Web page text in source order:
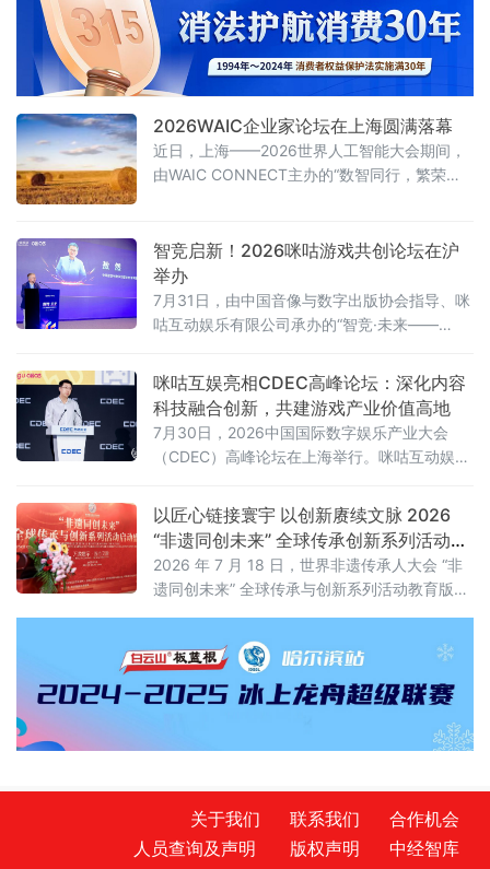
2026WAIC企业家论坛在上海圆满落幕
近日，上海——2026世界人工智能大会期间，
由WAIC CONNECT主办的“数智同行，繁荣共
净值决策者到场参与，覆盖制造、ICT、消费、
医疗、金融等关键领域。盛夏的上海，WAIC展
览馆人潮涌动，而企业家论坛的会场内同样座
无虚席。
智竞启新！2026咪咕游戏共创论坛在沪
举办
7月31日，由中国音像与数字出版协会指导、咪
咕互动娱乐有限公司承办的“智竞·未来——
局推动高品质益智健
咪咕互娱亮相CDEC高峰论坛：深化内容
科技融合创新，共建游戏产业价值高地
7月30日，2026中国国际数字娱乐产业大会
（CDEC）高峰论坛在上海举行。咪咕互动娱乐
席论坛并发表题为《深化内容科技融合创新 共
建游戏产业价值高地》的主旨演讲，分享了咪
咕互娱在游戏领域的战略布局与实践思考。
以匠心链接寰宇 以创新赓续文脉 2026
“非遗同创未来” 全球传承创新系列活动在
京启动
2026 年 7 月 18 日，世界非遗传承人大会 “非
遗同创未来” 全球传承与创新系列活动教育版块
以 “万象寰宇・匠心文脉” 为主题，正式发布教
育板块整体战略规划。
关于我们 联系我们
合作机会
人员查询及声明
版权声明 中经智库